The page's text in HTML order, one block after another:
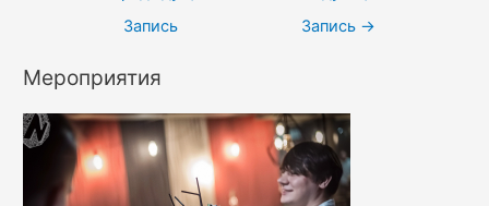
Запись
Запись →
Мероприятия